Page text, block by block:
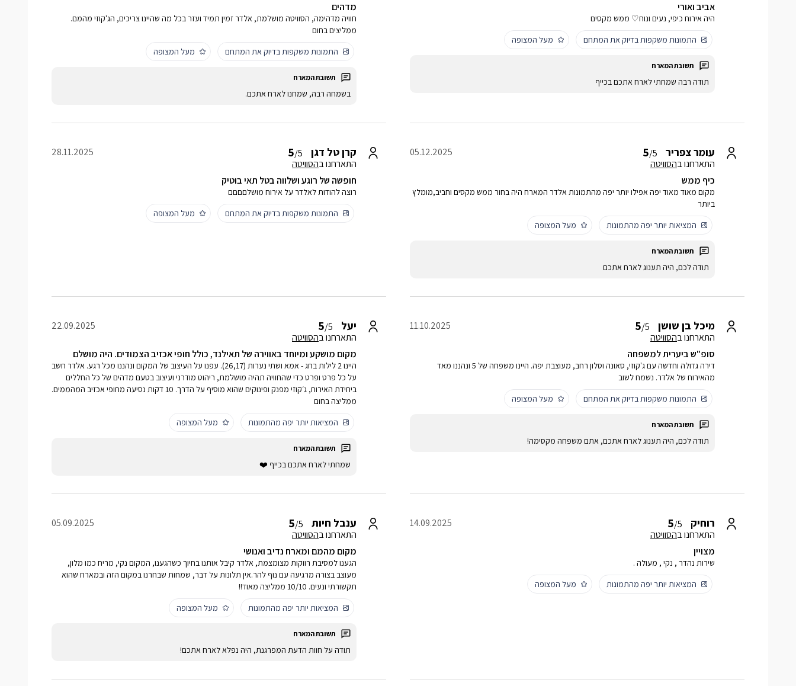
אביב ואורי
היה אירוח כיפי, נעים ונוח♡ ממש מקסים
התמונות משקפות בדיוק את המתחם
מעל המצופה
תודה רבה שמחתי לארח אתכם בכייף
מדהים
חוויה מדהימה, הסוויטה מושלמת, אלדר זמין תמיד ועזר בכל מה שהיינו צריכים, הג'קוזי מהמם.
ממליצים בחום
התמונות משקפות בדיוק את המתחם
מעל המצופה
בשמחה רבה, שמחנו לארח אתכם.
עומר צפריר 5/5
התארחנו בהסוויטה
05.12.2025
כיף ממש
מקום מאוד מאוד יפה אפילו יותר יפה מהתמונות אלדר המארח היה בחור ממש מקסים וחביב,מומלץ
ביותר
המציאות יותר יפה מהתמונות
מעל המצופה
תודה לכם, היה תענוג לארח אתכם
קרן טל דגן 5/5
התארחנו בהסוויטה
28.11.2025
חופשה של רוגע ושלווה בטל תאי בוטיק
רוצה להודות לאלדר על אירוח מושלםםםם
התמונות משקפות בדיוק את המתחם
מעל המצופה
מיכל בן שושן 5/5
התארחנו בהסוויטה
11.10.2025
סופ"ש ביערית למשפחה
דירה גדולה וחדשה עם ג'קוזי, סאונה וסלון רחב, מעוצבת יפה. היינו משפחה של 5 ונהננו מאד
מהאירוח של אלדר. נשמח לשוב
התמונות משקפות בדיוק את המתחם
מעל המצופה
תודה לכם, היה תענוג לארח אתכם, אתם משפחה מקסימה!
יעל 5/5
התארחנו בהסוויטה
22.09.2025
מקום מושקע ומיוחד באווירה של תאילנד, כולל חופי אכזיב הצמודים. היה מושלם
היינו 2 לילות בחג - אמא ושתי נערות (26,17). עפנו על העיצוב של המקום ונהננו מכל רגע. אלדר חשב
על כל פרט ופרט כדי שהחוויה תהיה מושלמת, ריהוט מודרני ועיצוב בטעם מדהים של כל החללים
ביחידת האירוח, ג׳קוזי מפנק ופינוקים שהוא מוסיף על הדרך. 10 דקות נסיעה מחופי אכזיב המהממים.
ממליצה בחום
המציאות יותר יפה מהתמונות
מעל המצופה
שמחתי לארח אתכם בכייף ❤️
רוחיק 5/5
התארחנו בהסוויטה
14.09.2025
מצויין
שירות נהדר , נקי , מעולה .
המציאות יותר יפה מהתמונות
מעל המצופה
ענבל חיות 5/5
התארחנו בהסוויטה
05.09.2025
מקום מהמם ומארח נדיב ואנושי
הגענו למסיבת רווקות מצומצמת, אלדר קיבל אותנו בחיוך כשהגענו, המקום נקי, מריח כמו מלון,
מעוצב בצורה מרגיעה עם נוף להר.אין תלונות על דבר, שמחות שבחרנו במקום הזה ובמארח שהוא
תקשורתי ונעים. 10/10 ממליצה מאוד!!
המציאות יותר יפה מהתמונות
מעל המצופה
תודה על חוות הדעת המפרגנת, היה נפלא לארח אתכם!